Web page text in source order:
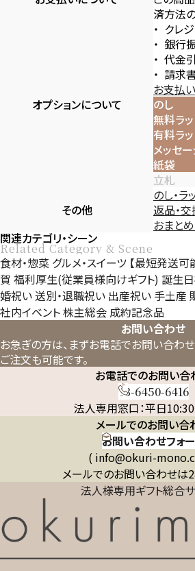
済方法
クレ
銀行
代金
請求
お支払
オプションについて
のし
無料ラ
有料ラ
メッセ
紙袋
立札
のし・
その他
返品・
おまと
関連カテゴリ・シーン
Related Category & Scene
食材・惣菜 グルメ・スイーツ 【最短発送可
賀 福利厚生(従業員様向けギフト) 誕生
婚祝い送別・退職祝い 出産祝い 手土産
社内イベント株主総会 成約記念品
お問い合わせ
お急ぎの方は、まずお電話でお問い合わせ
ご注文も可能です。
お電話でのお問い合
03-6450-6416
法人専用窓口：平日
メールでのお問い合
お問い合わせフォ
( info@okuri-
メールでのお問い合わせは
法人様専用ギフト総合